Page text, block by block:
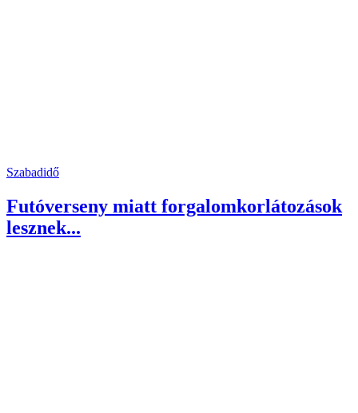
Szabadidő
Futóverseny miatt forgalomkorlátozások
lesznek...